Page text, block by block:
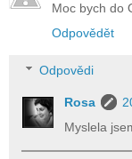
Moc bych do
Odpovědět
Odpovědi
Rosa
Myslela